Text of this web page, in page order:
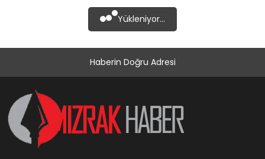
YAŞAM
Yükleniyor...
Haberin Doğru Adresi